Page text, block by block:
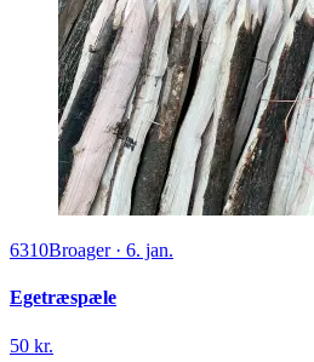
6310Broager· 6. jan.
Egetræspæle
50 kr.